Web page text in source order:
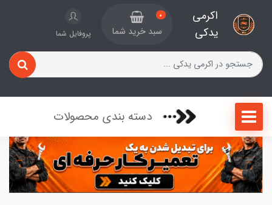
اکرمی
یدکی
0
سبد خرید شما پروفایل شما
دسته بندی محصولات